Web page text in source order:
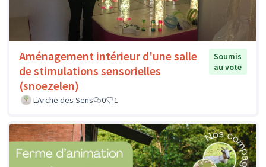
Aménagement intérieur d'une salle
de stimulations sensorielles
(snoezelen)
Soumis
au vote
L'Arche des Sens 0 1